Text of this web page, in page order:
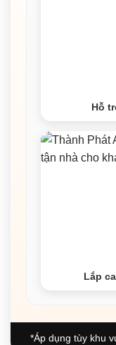
Hỗ
Lắp
*Áp dụng tùy khu